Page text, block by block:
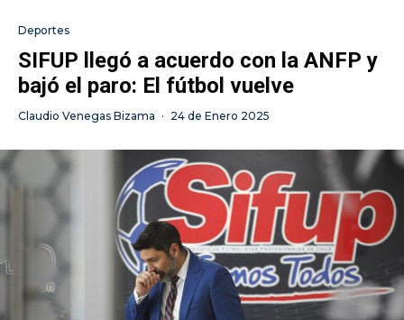
Deportes
SIFUP llegó a acuerdo con la ANFP y
bajó el paro: El fútbol vuelve
Claudio Venegas Bizama · 24 de Enero 2025